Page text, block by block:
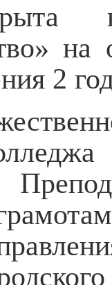
на
2